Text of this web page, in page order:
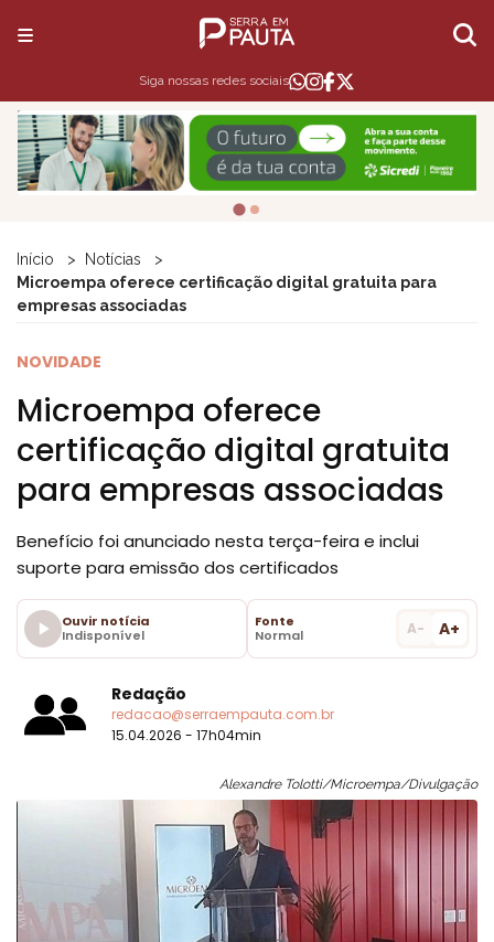
Siga nossas redes sociais
Início
Notícias
Microempa oferece certificação digital gratuita para
empresas associadas
NOVIDADE
Microempa oferece
certificação digital gratuita
para empresas associadas
Benefício foi anunciado nesta terça-feira e inclui
suporte para emissão dos certificados
Ouvir notícia
Indisponível
Fonte
Normal
A- A+
Redação
redacao@serraempauta.com.br
15.04.2026 - 17h04min
Alexandre Tolotti/Microempa/Divulgação